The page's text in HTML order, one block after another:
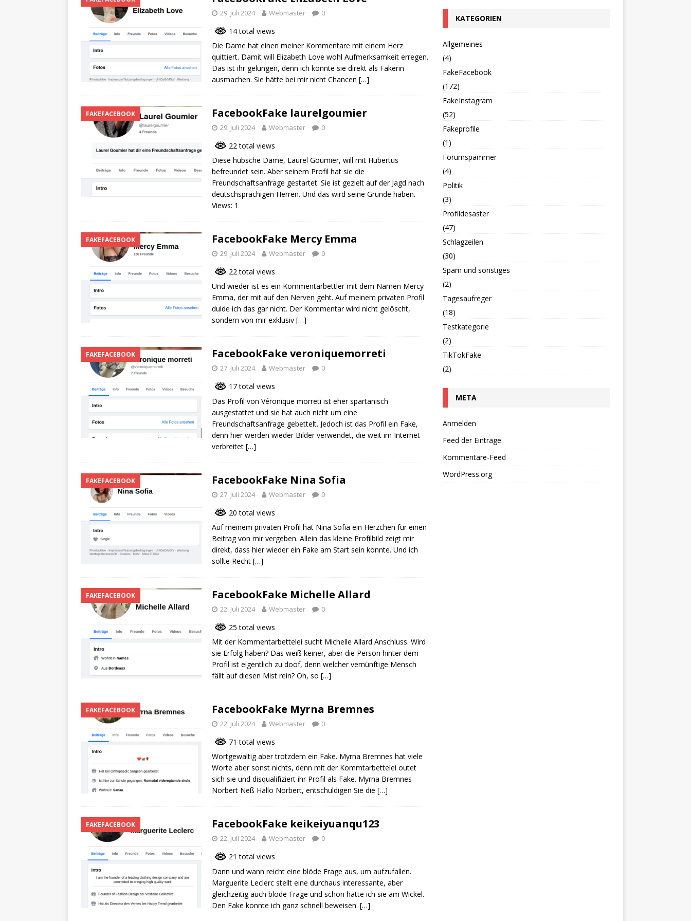
29. Juli 2024 Webmaster 0
14 total views
Die Dame hat einen meiner Kommentare mit einem Herz
quittiert. Damit will Elizabeth Love wohl Aufmerksamkeit erregen.
Das ist ihr gelungen, denn ich konnte sie direkt als Fakerin
ausmachen. Sie hätte bei mir nicht Chancen […]
FAKEFACEBOOK FacebookFake laurelgoumier
29. Juli 2024 Webmaster 0
22 total views
Diese hübsche Dame, Laurel Goumier, will mit Hubertus
befreundet sein. Aber seinem Profil hat sie die
Freundschaftsanfrage gestartet. Sie ist gezielt auf der Jagd nach
deutschsprachigen Herren. Und das wird seine Gründe haben.
Views: 1
FAKEFACEBOOK FacebookFake Mercy Emma
29. Juli 2024 Webmaster 0
22 total views
Und wieder ist es ein Kommentarbettler mit dem Namen Mercy
Emma, der mit auf den Nerven geht. Auf meinem privaten Profil
dulde ich das gar nicht. Der Kommentar wird nicht gelöscht,
sondern von mir exklusiv […]
FAKEFACEBOOK FacebookFake veroniquemorreti
27. Juli 2024 Webmaster 0
17 total views
Das Profil von Véronique morreti ist eher spartanisch
ausgestattet und sie hat auch nicht um eine
Freundschaftsanfrage gebettelt. Jedoch ist das Profil ein Fake,
denn hier werden wieder Bilder verwendet, die weit im Internet
verbreitet […]
FAKEFACEBOOK FacebookFake Nina Sofia
27. Juli 2024 Webmaster 0
20 total views
Auf meinem privaten Profil hat Nina Sofia ein Herzchen für einen
Beitrag von mir vergeben. Allein das kleine Profilbild zeigt mir
direkt, dass hier wieder ein Fake am Start sein könnte. Und ich
sollte Recht […]
FAKEFACEBOOK FacebookFake Michelle Allard
22. Juli 2024 Webmaster 0
25 total views
Mit der Kommentarbettelei sucht Michelle Allard Anschluss. Wird
sie Erfolg haben? Das weiß keiner, aber die Person hinter dem
Profil ist eigentlich zu doof, denn welcher vernünftige Mensch
fällt auf diesen Mist rein? Oh, so […]
FAKEFACEBOOK FacebookFake Myrna Bremnes
22. Juli 2024 Webmaster 0
71 total views
Wortgewaltig aber trotzdem ein Fake. Myrna Bremnes hat viele
Worte aber sonst nichts, denn mit der Kommtarbettelei outet
sich sie und disqualifiziert ihr Profil als Fake. Myrna Bremnes
Norbert Neß Hallo Norbert, entschuldigen Sie die […]
FAKEFACEBOOK FacebookFake keikeiyuanqu123
22. Juli 2024 Webmaster 0
21 total views
Dann und wann reicht eine blöde Frage aus, um aufzufallen.
Marguerite Leclerc stellt eine durchaus interessante, aber
gleichzeitig auch blöde Frage und schon hatte ich sie am Wickel.
Den Fake konnte ich ganz schnell beweisen. […]
KATEGORIEN
Allgemeines
(4)
FakeFacebook
(172)
FakeInstagram
(52)
Fakeprofile
(1)
Forumspammer
(4)
Politik
(3)
Profildesaster
(47)
Schlagzeilen
(30)
Spam und sonstiges
(2)
Tagesaufreger
(18)
Testkategorie
(2)
TikTokFake
(2)
META
Anmelden
Feed der Einträge
Kommentare-Feed
WordPress.org